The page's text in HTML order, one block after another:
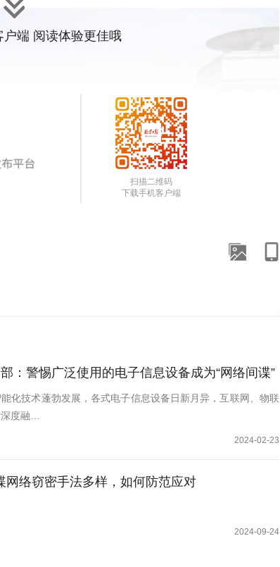
该校遭受境外网络攻击。调查发现网络攻击源头竟是
户端 阅读体验更佳哦
扫描二维码
下载手机客户端
：警惕广泛使用的电子信息设备成为“网络间谍”
化技术蓬勃发展，各式电子信息设备日新月异，互联网、物联
度融…
2024-02-23
网络窃密手法多样，如何防范应对
2024-09-24